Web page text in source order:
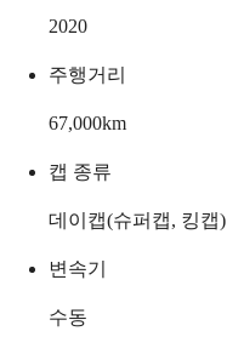
2020
주행거리
67,000km
캡 종류
데이캡(슈퍼캡, 킹캡)
변속기
수동